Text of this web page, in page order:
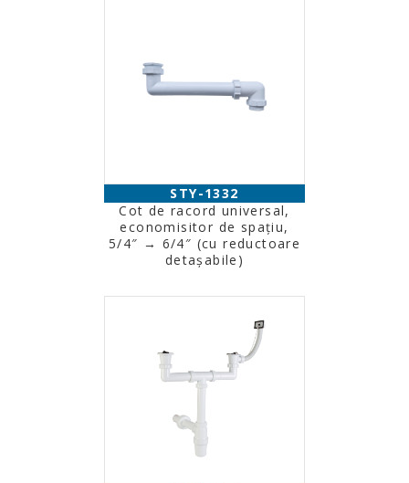
STY-1332
Cot de racord universal,
economisitor de spațiu,
5/4″ → 6/4″ (cu reductoare
detașabile)